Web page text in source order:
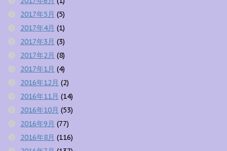
2017年5月 (5)
2017年4月 (1)
2017年3月 (3)
2017年2月 (8)
2017年1月 (4)
2016年12月 (2)
2016年11月 (14)
2016年10月 (53)
2016年9月 (77)
2016年8月 (116)